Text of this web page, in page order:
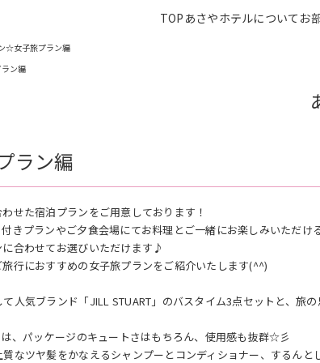
TOP あさやホテルについて お
☆女子旅プラン編
ン編
ラン編
せた宿泊プランをご用意しております！
きプランやご夕食会場にてお料理とご一緒にお楽しみいただけ
合わせてお選びいただけます♪
行におすすめの女子旅プランをご紹介いたします(^^)
て人気ブランド「JILL STUART」のバスタイム3点セットと、旅
は、パッケージのキュートさはもちろん、使用感も抜群☆彡
なツヤ髪をかなえるシャンプーとコンディショナー、するんと